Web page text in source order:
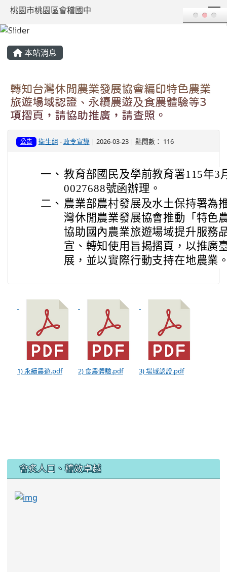
桃園市桃園區會稽國中
本站消息
轉知台灣休閒農業發展協會編印特色農業
旅遊場域認證、永續農遊及食農體驗等3
項摺頁，請協助推廣，請查照。
公告 衛生組 -政令宣導| 2026-03-23 | 點閱數： 116
一、 教育部國民及學前教育署115年3
0027688號函辦理。
二、 農業部農村發展及水土保持署為
灣休閒農業發展協會推動「特色
協助國內農業旅遊場域提升服務
宣、轉知使用旨揭摺頁，以推廣
展，並以實際行動支持在地農業
1) 永續農遊.pdf 2) 食農體驗.pdf 3) 場域認證.pdf
會炙人口、稽效卓越